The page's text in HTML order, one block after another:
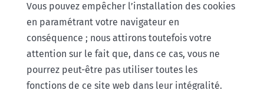
Vous pouvez empêcher l’installation des cookies
en paramétrant votre navigateur en
conséquence ; nous attirons toutefois votre
attention sur le fait que, dans ce cas, vous ne
pourrez peut-être pas utiliser toutes les
fonctions de ce site web dans leur intégralité.